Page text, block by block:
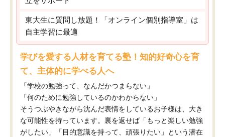
東大生に質問し放題！「オンライン個別指導室」は
自主学習に最適
学びを愛する人材を育てる塾！知的好奇心を育
て、主体的に学べる人へ
「学校の勉強って、なんだかつまらない」
「何のために勉強しているのかわからない」
そうつぶやきながら沈んだ表情をしているお子様は、大き
な可能性を持っています。裏を返せば「もっと楽しい勉強
がしたい」「目的意識を持って、頑張りたい」という潜在